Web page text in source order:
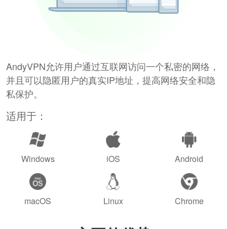
AndyVPN允许用户通过互联网访问一个私密的网络，
并且可以隐匿用户的真实IP地址，提高网络安全和隐
私保护。
适用于：
Windows iOS Android
macOS Linux Chrome